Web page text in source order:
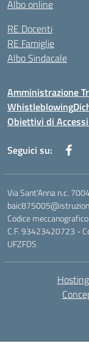
Albo online
RE Docenti
RE Famiglie
Albo Sindacale
Amministrazione
Whistleblowing
Obiettivi di
Seguici su:
Via Sant'Anna n.c.
Codice
C.F. 93423420723 -
UFZFDS